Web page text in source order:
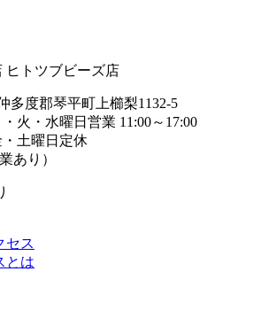
ヒトツブビーズ店
多度郡琴平町上櫛梨1132-5
火・水曜日営業 11:00～17:00
土曜日定休
あり）
セス
とは